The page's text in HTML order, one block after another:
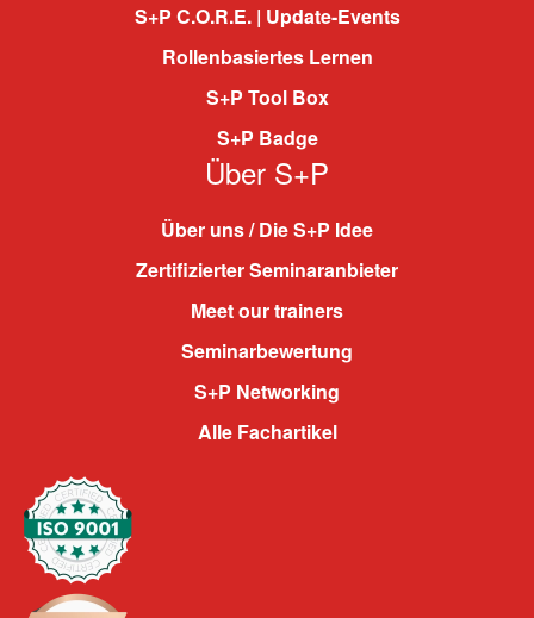
S+P C.O.R.E. | Update-Events
Rollenbasiertes Lernen
S+P Tool Box
S+P Badge
Über S+P
Über uns / Die S+P Idee
Zertifizierter Seminaranbieter
Meet our trainers
Seminarbewertung
S+P Networking
Alle Fachartikel